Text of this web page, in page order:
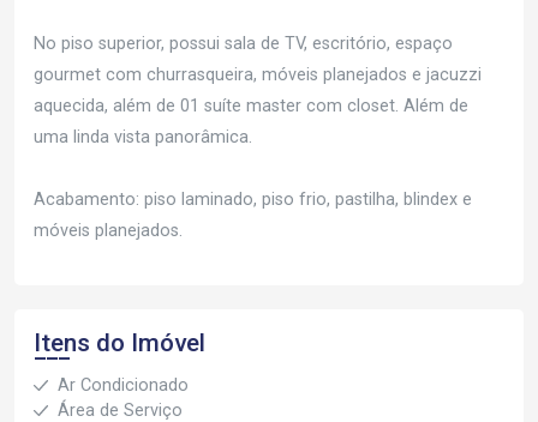
No piso superior, possui sala de TV, escritório, espaço
gourmet com churrasqueira, móveis planejados e jacuzzi
aquecida, além de 01 suíte master com closet. Além de
uma linda vista panorâmica.
Acabamento: piso laminado, piso frio, pastilha, blindex e
móveis planejados.
Itens do Imóvel
Ar Condicionado
Área de Serviço